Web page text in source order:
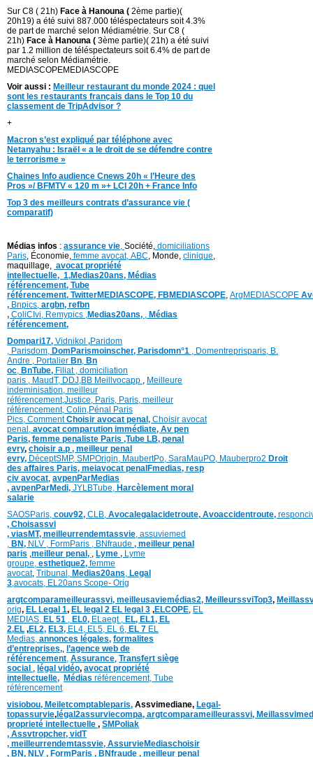
Sur C8 ( 21h) Face à Hanouna ( 2ème partie)(
20h19) a été suivi 887.000 téléspectateurs soit 4.3%
de part de marché selon Médiamétrie. Sur C8 (
21h) Face à Hanouna ( 3ème partie)( 21h) a été suivi
par 1.2 million de téléspectateurs soit 6.4% de part de
marché selon Médiamétrie.
MEDIASCOPEMEDIASCOPE
Voir aussi : Meilleur restaurant du monde 2024 : quel
sont les restaurants français dans le Top 10 du
classement de TripAdvisor ?
+
Macron s’est expliqué par téléphone avec
Netanyahu : Israël « a le droit de se défendre contre
le terrorisme »
Chaines Info audience Cnews 20h « l’Heure des
Pros »/ BFMTV « 120 m »+ LCI 20h + France Info
Top 3 des meilleurs contrats d’assurance vie (
comparatif)
Médias infos : assurance vie, Société, domiciliations
Paris, Économie, femme avocat, ABC, Monde, clinique,
maquillage, avocat propriété
intellectuelle, 1,Medias20ans, Médias
référencement, Tube
référencement, TwitterMEDIASCOPE, FBMEDIASCOPE, ArgMEDIASCOPE
, Bnpics, argbn, refbn
, ColiCIvi, Remypics ,Medias20ans, , Médias
référencement,
Dompari17, Vidnikol ,Paridom
, Parisdom, DomParismoinscher, Parisdomn°1 , Domentreprisparis, B.
Andre , Portalier Bn, Bn
oc, BnTube, Filiat, domiciliation
paris , MaudT, DDJ,BB Meillvocapp , Meilleure
indeminisation, meilleur
référencement,Justice, Paris, Paris, meilleur
référencement, Colin,Pénal Paris
Pics, CommentChoisir avocat penal, Choisir avocat
penal, avocat comparution immédiate, Av pen
Paris, femme penaliste Paris ,Tube LB, penal
evry, choisir a.p , meilleur penal
evry, DéceptSMP, SMPOrigin, MaubertPo, SaraMauPO, Mauberpro2 Droit
des affaires Paris, meiavocat penalFmedias, resp
civ avocat, avpenParMedias
, avpenParMedi, JYLBTube, Harcèlement moral
salarie
SAOSParis, couv92, CLB, Avocalegalacidetroute, Avoaccidentroute,
, Choisassvi
, viasMT, meilleurrendemtassvie, assuviemed
, BN, NLV , FormParis , BNfraude , meilleur penal
paris ,meilleur penal, , Lyme , Lyme
groupe, esthetique2, femme
avocat, Tribunal, Medias20ans, Legal
3,avocats, EL20ans Scope- Orig
argtcomparameilleurassvi, meilleusaviemédias2, MeilleurssviTop3,
orig, EL Legal 1, EL legal 2 EL legal 3 ,ELCOPE, EL
MEDIAS, EL 51 , EL0, ELaegt , EL, EL1, EL
2,EL ,EL2, EL3, EL4, EL5, EL 6, EL 7 EL
Medias, annonces légales, formalites
d’entreprises,, l’agence web de
référencement, Assurance, Transfert siège
social , légal vidéo, avocat propriété
intellectuelle, Médias référencement, Tube
référencement
visiobou, Meiletcomptableparis, Assvimediane, Legal-
topassurvie,légal2assurviecompa, argtcomparameilleurassvi,
proprieté intellectuelle , SMPoliak
, Assvtropcher, vidT
, meilleurrendemtassvie, AssurvieMediaschoisir
, BN, NLV , FormParis , BNfraude , meilleur penal